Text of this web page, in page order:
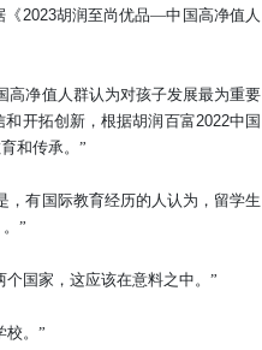
《2023胡润至尚优品—中国高净值人
高净值人群认为对孩子发展最为重要
开拓创新，根据胡润百富2022中国
和传承。”
，有国际教育经历的人认为，留学生
”
国家，这应该在意料之中。 ”
校。”